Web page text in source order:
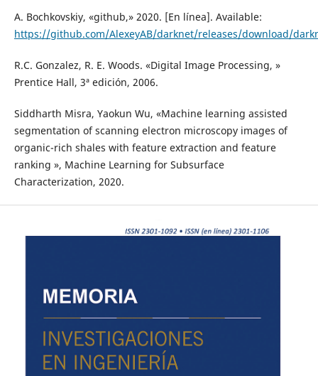
A. Bochkovskiy, «github,» 2020. [En línea]. Available:
https://github.com/AlexeyAB/darknet/releases/download/
R.C. Gonzalez, R. E. Woods. «Digital Image Processing, »
Prentice Hall, 3ª edición, 2006.
Siddharth Misra, Yaokun Wu, «Machine learning assisted
segmentation of scanning electron microscopy images of
organic-rich shales with feature extraction and feature
ranking », Machine Learning for Subsurface
Characterization, 2020.